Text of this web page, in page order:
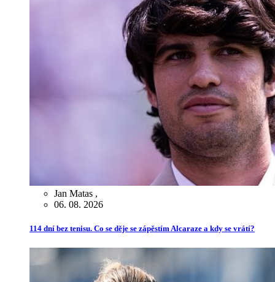
Jan Matas ,
06. 08. 2026
114 dní bez tenisu. Co se děje se zápěstím Alcaraze a kdy se vrátí?